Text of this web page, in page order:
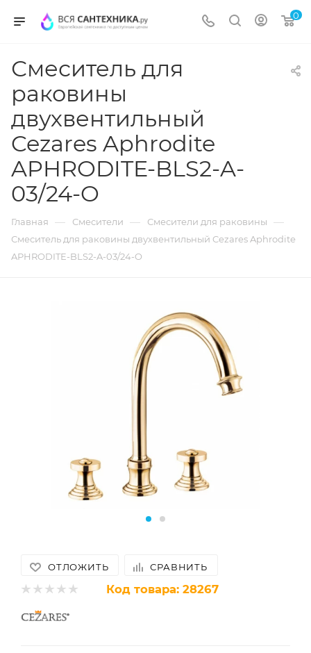
0
Смеситель для
раковины
двухвентильный
Cezares Aphrodite
APHRODITE-BLS2-A-
03/24-O
Главная — Смесители — Смесители для раковины —
Смеситель для раковины двухвентильный Cezares Aphrodite
APHRODITE-BLS2-A-03/24-O
ОТЛОЖИТЬ СРАВНИТЬ
Код товара: 28267